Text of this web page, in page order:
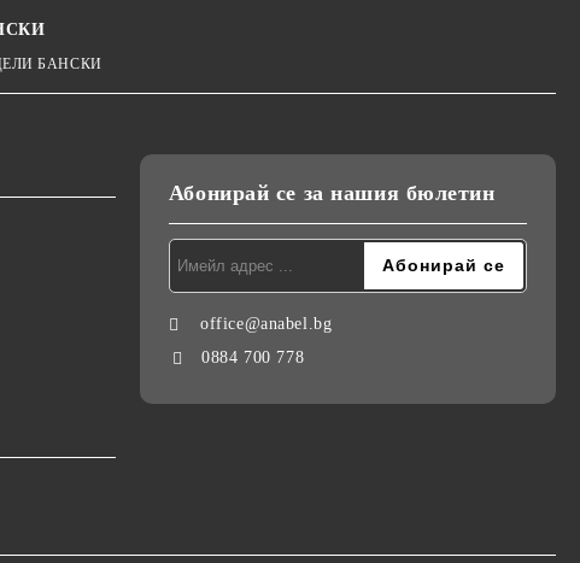
БАНСКИ
Абонирай се за нашия бюлетин
office@anabel.bg
0884 700 778